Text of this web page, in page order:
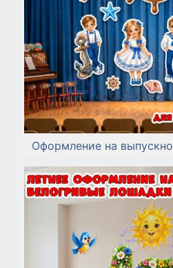
Оформление на